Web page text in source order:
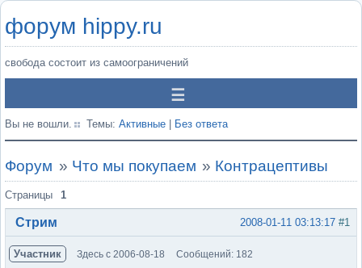
форум hippy.ru
свобода состоит из самоограничений
Вы не вошли. Темы: Активные Без ответа
Форум » Что мы покупаем » Контрацептивы
Страницы 1
#1
2008-01-11 03:13:17
Стрим
Участник Здесь с 2006-08-18 Сообщений: 182